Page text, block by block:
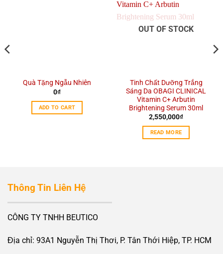
Quà Tặng Ngẫu Nhiên
0₫
ADD TO CART
OUT OF STOCK
Tinh Chất Dưỡng Trắng
Sáng Da OBAGI CLINICAL
Vitamin C+ Arbutin
Brightening Serum 30ml
2,550,000₫
READ MORE
Thông Tin Liên Hệ
CÔNG TY TNHH BEUTICO
Địa chỉ: 93A1 Nguyễn Thị Thơi, P. Tân Thới Hiệp, TP. HCM